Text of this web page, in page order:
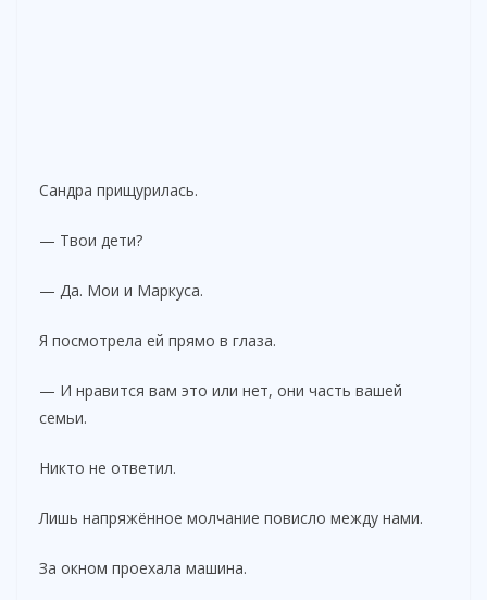
Сандра прищурилась.
— Твои дети?
— Да. Мои и Маркуса.
Я посмотрела ей прямо в глаза.
— И нравится вам это или нет, они часть вашей
семьи.
Никто не ответил.
Лишь напряжённое молчание повисло между нами.
За окном проехала машина.